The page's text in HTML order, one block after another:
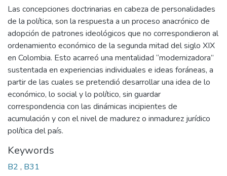
Las concepciones doctrinarias en cabeza de personalidades
de la política, son la respuesta a un proceso anacrónico de
adopción de patrones ideológicos que no correspondieron al
ordenamiento económico de la segunda mitad del siglo XIX
en Colombia. Esto acarreó una mentalidad “modernizadora”
sustentada en experiencias individuales e ideas foráneas, a
partir de las cuales se pretendió desarrollar una idea de lo
económico, lo social y lo político, sin guardar
correspondencia con las dinámicas incipientes de
acumulación y con el nivel de madurez o inmadurez jurídico
política del país.
Keywords
B2 , B31